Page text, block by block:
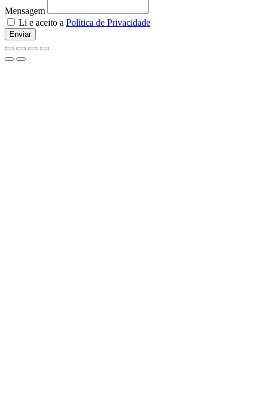
Mensagem
Li e aceito a Política de Privacidade
Enviar